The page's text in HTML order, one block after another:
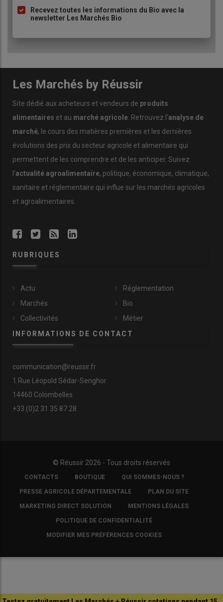
Recevez toutes les informations du Bio avec la
newsletter Les Marchés Bio
Les Marchés by Réussir
Site dédié aux acheteurs et vendeurs de produits
alimentaires et au marché agricole. Retrouvez l'analyse de
marché, le cours des matières premières et les dernières
évolutions des prix du secteur agricole et alimentaire qui
permettent de les comprendre et de les anticiper. Suivez
l'actualité agroalimentaire, politique, économique, climatique,
sanitaire et réglementaire qui influe sur les marchés agricoles
et agroalimentaires.
RUBRIQUES
Actu
Marchés
Collectivités
Réglementation
Bio
Métier
INFORMATIONS DE CONTACT
communication@reussir.fr
1 Rue Léopold Sédar-Senghor
14460 Colombelles
+33 (0)2 31 35 87 28
© Réussir 2026 - Tous droits réservés
FOOTER
COPYRIGHT
CONTACTS BOUTIQUE QUI SOMMES-NOUS ?
PRESSE AGRICOLE DÉPARTEMENTALE PLAN DU SITE
MARKETING DIRECT SOLUTION MENTIONS LÉGALES
POLITIQUE DE CONFIDENTIALITÉ
MODIFIER MES PRÉFÉRENCES COOKIES